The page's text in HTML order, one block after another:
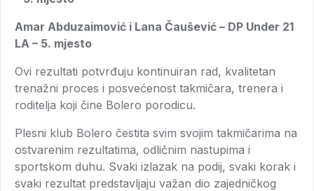
Amar Abduzaimović i Lana Čaušević – DP Under 21
LA – 5. mjesto
Ovi rezultati potvrđuju kontinuiran rad, kvalitetan
trenažni proces i posvećenost takmičara, trenera i
roditelja koji čine Bolero porodicu.
Plesni klub Bolero čestita svim svojim takmičarima na
ostvarenim rezultatima, odličnim nastupima i
sportskom duhu. Svaki izlazak na podij, svaki korak i
svaki rezultat predstavljaju važan dio zajedničkog